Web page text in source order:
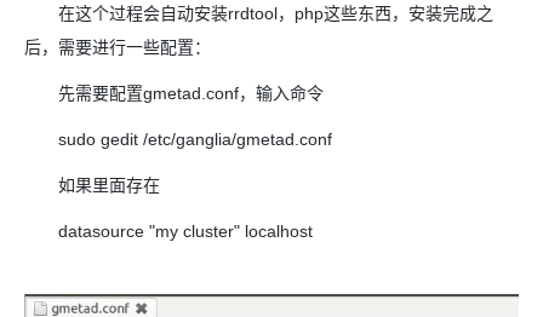
在这个过程会自动安装rrdtool，php这些东西，安装完成之
后，需要进行一些配置：
先需要配置gmetad.conf，输入命令
sudo gedit /etc/ganglia/gmetad.conf
如果里面存在
datasource "my cluster" localhost